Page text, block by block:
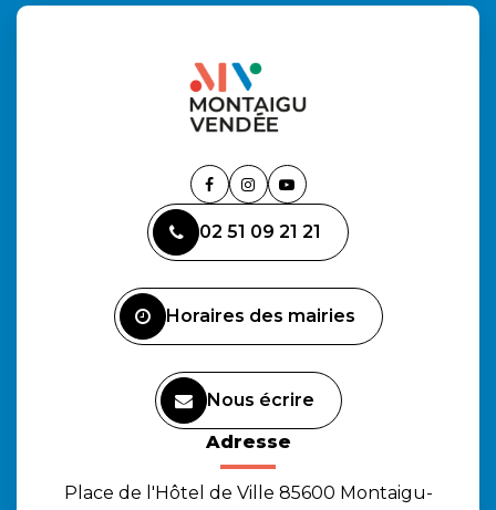
Lien
le
compte
Lien
le
compte
Lien
la
chaîne
02 51 09 21 21
Horaires des mairies
Nous écrire
Adresse
Place de l'Hôtel de Ville 85600 Montaigu-